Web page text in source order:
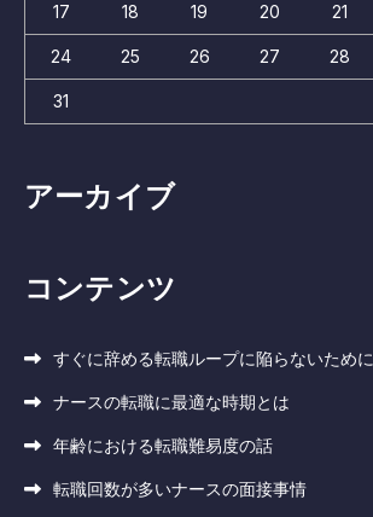
17 18 19 20 21
24 25 26 27 28
31
アーカイブ
コンテンツ
すぐに辞める転職ループに陥らないために
ナースの転職に最適な時期とは
年齢における転職難易度の話
転職回数が多いナースの面接事情